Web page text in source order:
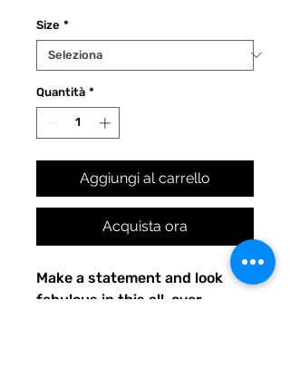
Size *
Quantità *
Aggiungi al carrello
Acquista ora
Make a statement and look
fabulous in this all-over